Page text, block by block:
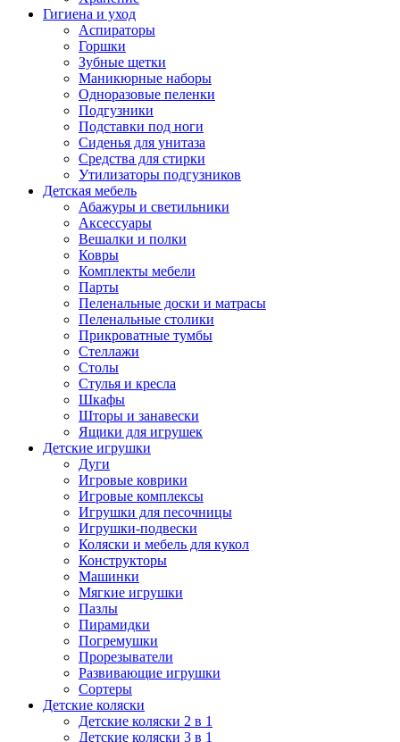
Гигиена и уход
Аспираторы
Горшки
Зубные щетки
Маникюрные наборы
Одноразовые пеленки
Подгузники
Подставки под ноги
Сиденья для унитаза
Средства для стирки
Утилизаторы подгузников
Детская мебель
Абажуры и светильники
Аксессуары
Вешалки и полки
Ковры
Комплекты мебели
Парты
Пеленальные доски и матрасы
Пеленальные столики
Прикроватные тумбы
Стеллажи
Столы
Стулья и кресла
Шкафы
Шторы и занавески
Ящики для игрушек
Детские игрушки
Дуги
Игровые коврики
Игровые комплексы
Игрушки для песочницы
Игрушки-подвески
Коляски и мебель для кукол
Конструкторы
Машинки
Мягкие игрушки
Пазлы
Пирамидки
Погремушки
Прорезыватели
Развивающие игрушки
Сортеры
Детские коляски
Детские коляски 2 в 1
Детские коляски 3 в 1